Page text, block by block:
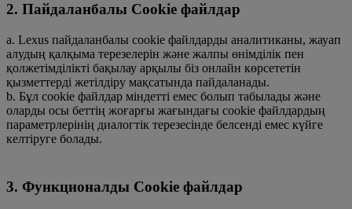
2. Пайдаланбалы Cookie файлдар
a. Lexus пайдаланбалы cookie файлдарды аналитиканы, жауап
алудың қалқыма терезелерін және жалпы өнімділік пен
қолжетімділікті бақылау арқылы біз онлайн көрсететін
қызметтерді жетілдіру мақсатында пайдаланады.
b. Бұл cookie файлдар міндетті емес болып табылады және
оларды осы беттің жоғарғы жағындағы cookie файлдардың
параметрлерінің диалогтік терезесінде белсенді емес күйге
келтіруге болады.
3. Функционалды Cookie файлдар